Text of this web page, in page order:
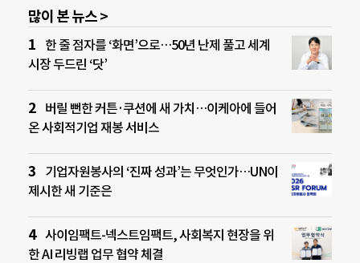
많이 본 뉴스 >
한 줄 점자를 ‘화면’으로…50년 난제 풀고 세계
시장 두드린 ‘닷’
버릴 뻔한 커튼·쿠션에 새 가치…이케아에 들어
온 사회적기업 재봉 서비스
기업자원봉사의 ‘진짜 성과’는 무엇인가…UN이
제시한 새 기준은
사이임팩트-넥스트임팩트, 사회복지 현장을 위
한 AI 리빙랩 업무 협약 체결